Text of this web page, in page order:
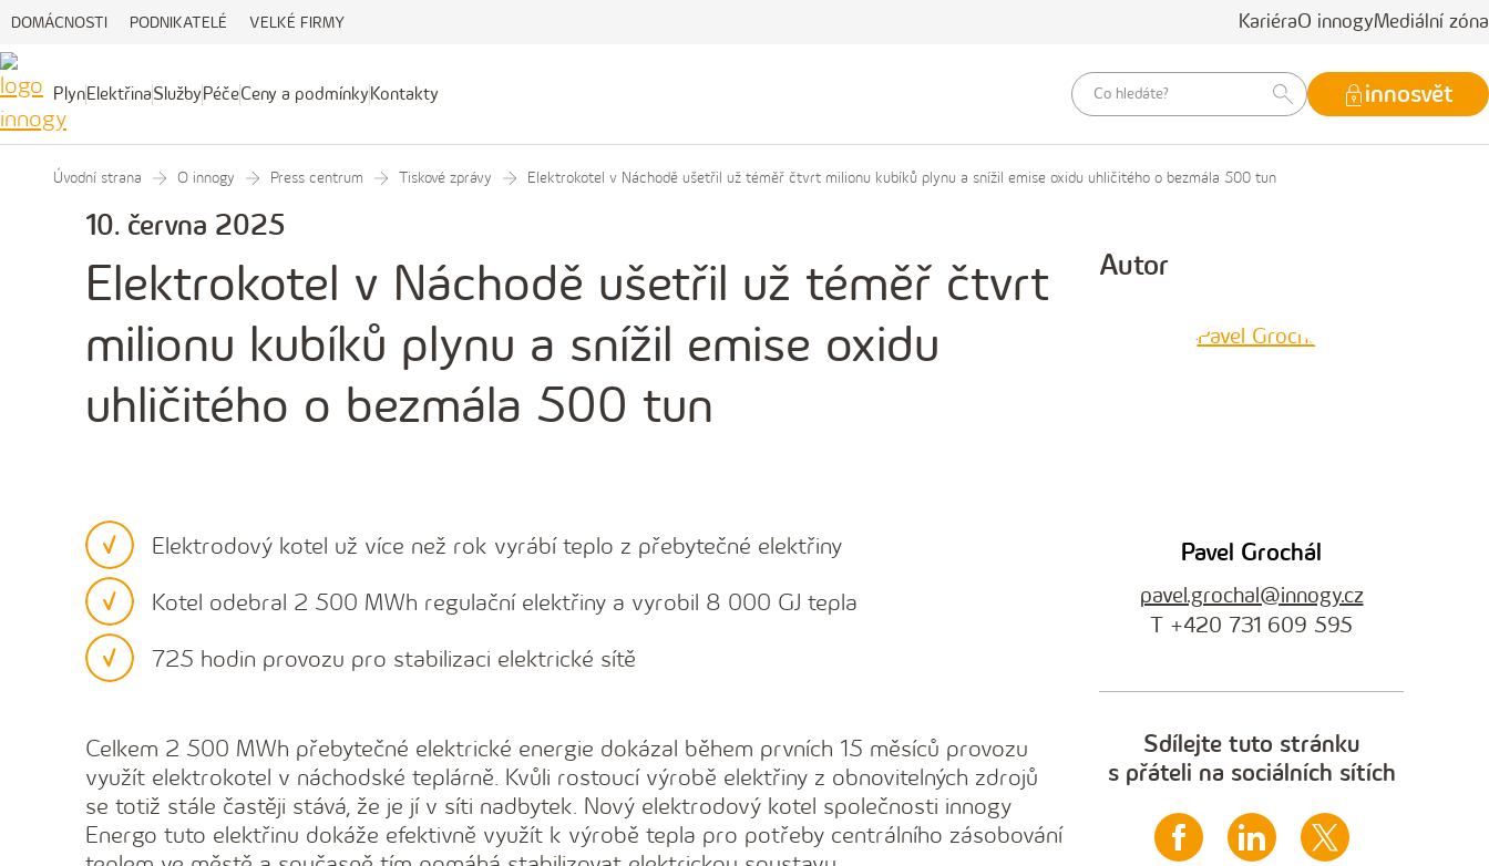
DOMÁCNOSTI PODNIKATELÉ VELKÉ FIRMY KariéraO innogyMediální zóna
Plyn
PlynElektřina
ElektřinaSlužby
Služby Péče
PéčeCeny a podmínky
Ceny
podmínky
Kontakty
Kontakty
vyhledávací
dotaz
innosvět
Úvodní strana O innogy Press centrum Tiskové zprávy Elektrokotel v Náchodě ušetřil už téměř čtvrt milionu kubíků plynu a snížil emise oxidu uhličitého o bezmála 500 tun
10. června 2025
Elektrokotel v Náchodě ušetřil už téměř čtvrt
milionu kubíků plynu a snížil emise oxidu
uhličitého o bezmála 500 tun
Elektrodový kotel už více než rok vyrábí teplo z přebytečné elektřiny
Kotel odebral 2 500 MWh regulační elektřiny a vyrobil 8 000 GJ tepla
725 hodin provozu pro stabilizaci elektrické sítě
Celkem 2 500 MWh přebytečné elektrické energie dokázal během prvních 15 měsíců provozu
využít elektrokotel v náchodské teplárně. Kvůli rostoucí výrobě elektřiny z obnovitelných zdrojů
se totiž stále častěji stává, že je jí v síti nadbytek. Nový elektrodový kotel společnosti innogy
Energo tuto elektřinu dokáže efektivně využít k výrobě tepla pro potřeby centrálního zásobování
Autor
Pavel Grochál
pavel.grochal@innogy.cz
T +420 731 609 595
Sdílejte tuto stránku
s přáteli na sociálních sítích